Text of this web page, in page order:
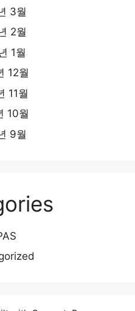
3월
2월
1월
12월
11월
10월
9월